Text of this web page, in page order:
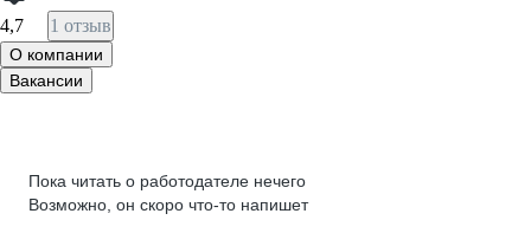
4,7 1 отзыв
О компании
Вакансии
Пока читать о работодателе нечего
Возможно, он скоро что‑то напишет